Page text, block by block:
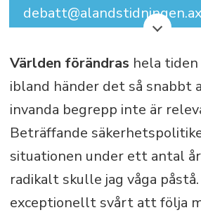
skriva under med signatur
behöver dina
Din insändare får maximalt
3.000 tecken (inklusive
Världen förändras hela
ibland händer det så snabbt
invanda begrepp inte är
Beträffande
situationen under ett antal
radikalt skulle jag våga
exceptionellt svårt att följa